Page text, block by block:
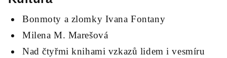
Bonmoty a zlomky Ivana Fontany
Milena M. Marešová
Nad čtyřmi knihami vzkazů lidem i vesmíru